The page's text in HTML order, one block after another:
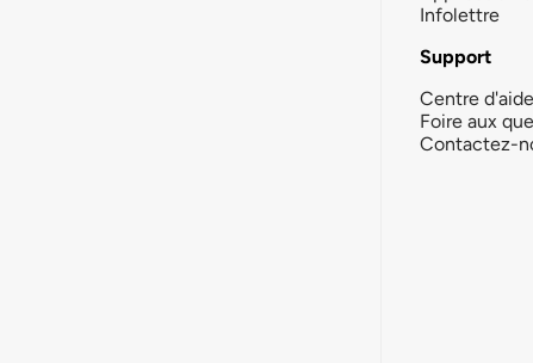
Infolettre
Support
Centre d'aide
Foire aux
Contactez-